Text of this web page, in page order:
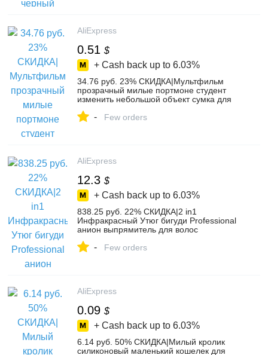
AliExpress
0.51 $
+ Cash back up to 6.03%
34.76 руб. 23% СКИДКА|Мультфильм
прозрачный милые портмоне студент
изменить небольшой объект сумка для
Повседневное Мода Доллара мешок
- Few orders
AliExpress
12.3 $
+ Cash back up to 6.03%
838.25 руб. 22% СКИДКА|2 in1
Инфракрасный Утюг бигуди Professional
анион выпрямитель для волос
плавающая пластина Lon Пермь купить
- Few orders
AliExpress
0.09 $
+ Cash back up to 6.03%
6.14 руб. 50% СКИДКА|Милый кролик
силиконовый маленький кошелек для